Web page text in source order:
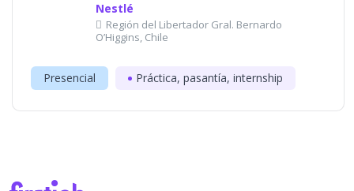
Nestlé
Región del Libertador Gral. Bernardo
O’Higgins, Chile
Presencial Práctica, pasantía, internship